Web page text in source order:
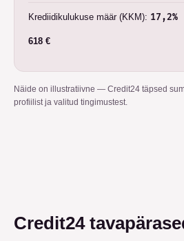
Krediidikulukuse määr (KKM): 17,2%
618 €
Näide on illustratiivne — Credit24 täpsed
profiilist ja valitud tingimustest.
Credit24